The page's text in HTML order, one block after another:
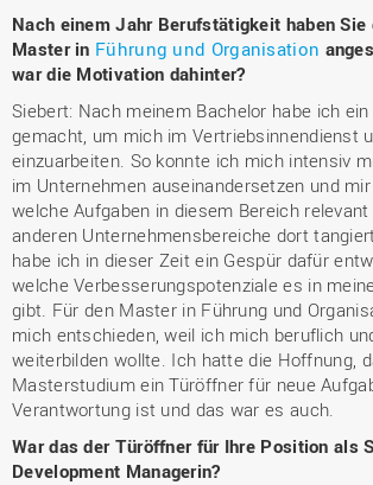
Nach einem Jahr Berufstätigkeit haben Sie
Master in Führung und Organisation
war die Motivation dahinter?
Siebert: Nach meinem Bachelor habe ich
gemacht, um mich im Vertriebsinnendienst
einzuarbeiten. So konnte ich mich intensiv
im Unternehmen auseinandersetzen und
welche Aufgaben in diesem Bereich
anderen Unternehmensbereiche dort
habe ich in dieser Zeit ein Gespür dafür
welche Verbesserungspotenziale es in
gibt. Für den Master in Führung und
mich entschieden, weil ich mich beruflich
weiterbilden wollte. Ich hatte die Hoffnung,
Masterstudium ein Türöffner für neue
Verantwortung ist und das war es auch.
War das der Türöffner für Ihre Position als
Development Managerin?